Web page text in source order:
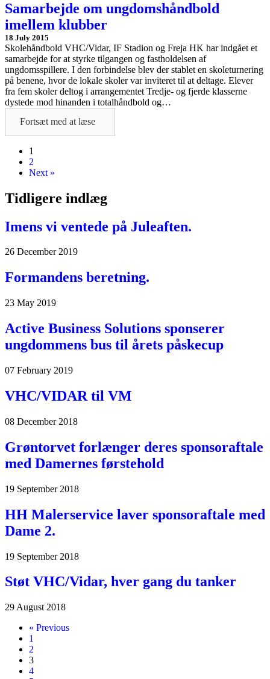
Samarbejde om ungdomshåndbold
imellem klubber
18 July 2015
Skolehåndbold VHC/Vidar, IF Stadion og Freja HK har indgået et
samarbejde for at styrke tilgangen og fastholdelsen af
ungdomsspillere. I den forbindelse blev der stablet en skoleturnering
på benene, hvor de lokale skoler var inviteret til at deltage. Elever
fra fem skoler deltog i arrangementet Tredje- og fjerde klasserne
dystede mod hinanden i totalhåndbold og…
Fortsæt med at læse
1
2
Next »
Tidligere indlæg
Imens vi ventede på Juleaften.
26 December 2019
Formandens beretning.
23 May 2019
Active Business Solutions sponserer
ungdommens bus til årets påskecup
07 February 2019
VHC/VIDAR til VM
08 December 2018
Grøntorvet forlænger deres sponsoraftale
med Damernes førstehold
19 September 2018
HH Malerservice laver sponsoraftale med
Dame 2.
19 September 2018
Støt VHC/Vidar, hver gang du tanker
29 August 2018
« Previous
1
2
3
4